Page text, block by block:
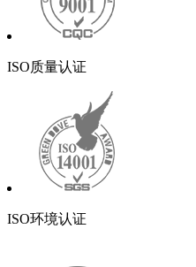
ISO质量认证
ISO环境认证